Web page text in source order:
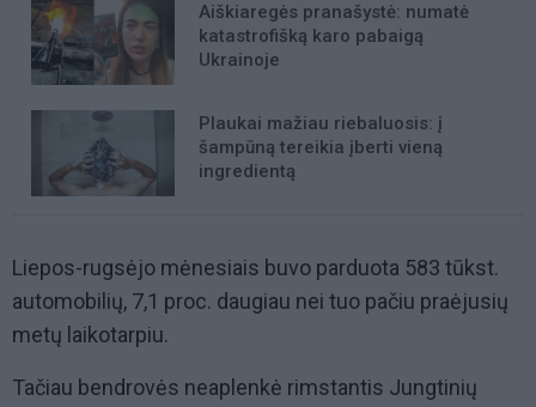
Aiškiaregės pranašystė: numatė
katastrofišką karo pabaigą
Ukrainoje
Plaukai mažiau riebaluosis: į
šampūną tereikia įberti vieną
ingredientą
Liepos-rugsėjo mėnesiais buvo parduota 583 tūkst.
automobilių, 7,1 proc. daugiau nei tuo pačiu praėjusių
metų laikotarpiu.
Tačiau bendrovės neaplenkė rimstantis Jungtinių